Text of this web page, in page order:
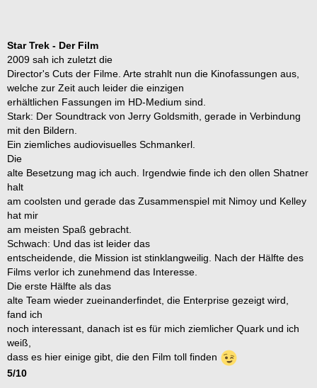
Der beste Doktor
1. Leonard McCoy
2. Medizinisch-holografisches Notfallprogramm
3. Phlox
Der beste Chef-Ingenieur
1. Montgomery Scott
2. Miles Edward O’Brien
3. B’Elanna Torres
Die schönsten Frauen
1. Seven of Nine, tertiäres Attribut von Unimatrix 01
2. Lieutenant Nyota Uhura (Narada-Kelvin-Zeitlinie)
3. Tonia Barrows (Emily Banks in der TOS-Folge 'Shore Leave')
Das beste Schiff
1. Enterprise NCC 1701 D - Galaxy Klasse
2. Enterprise NCC 1701 - Constitution-Klasse (nach den
Star Trek - Der Film
2009 sah ich zuletzt die
Director's Cuts der Filme. Arte strahlt nun die Kinofassungen aus,
welche zur Zeit auch leider die einzigen
erhältlichen Fassungen im HD-Medium sind.
Stark: Der Soundtrack von Jerry Goldsmith, gerade in Verbindung
mit den Bildern.
Ein ziemliches audiovisuelles Schmankerl.
Die
alte Besetzung mag ich auch. Irgendwie finde ich den ollen Shatner
halt
am coolsten und gerade das Zusammenspiel mit Nimoy und Kelley
hat mir
am meisten Spaß gebracht.
Schwach: Und das ist leider das
entscheidende, die Mission ist stinklangweilig. Nach der Hälfte des
Films verlor ich zunehmend das Interesse.
Die erste Hälfte als das
alte Team wieder zueinanderfindet, die Enterprise gezeigt wird,
fand ich
noch interessant, danach ist es für mich ziemlicher Quark und ich
weiß,
dass es hier einige gibt, die den Film toll finden
5/10